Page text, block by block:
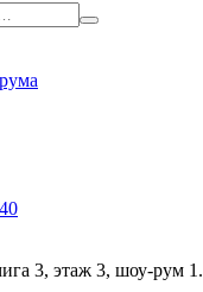
3, этаж 3, шоу-рум 1.